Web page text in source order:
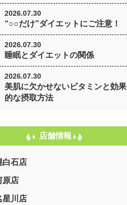
2026.07.30
“○○だけ”ダイエットにご注意！
2026.07.30
睡眠とダイエットの関係
2026.07.30
美肌に欠かせないビタミンと効果
的な摂取方法
店舗情報
白石店
原店
星川店